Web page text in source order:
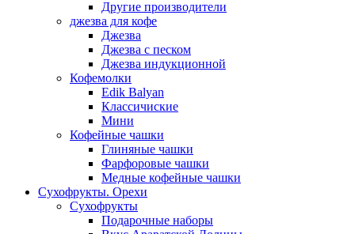
Другие производители
джезва для кофе
Джезва
Джезва с песком
Джезва индукционной
Кофемолки
Edik Balyan
Классичиские
Мини
Кофейные чашки
Глиняные чашки
Фарфоровые чашки
Медные кофейные чашки
Сухофрукты. Орехи
Сухофрукты
Подарочные наборы